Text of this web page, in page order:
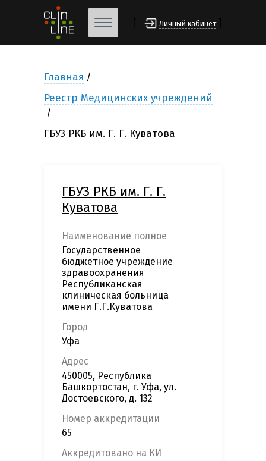
Личный кабинет
Главная
Реестр Медицинских учреждений
ГБУЗ РКБ им. Г. Г. Куватова
ГБУЗ РКБ им. Г. Г.
Куватова
Наименование полное
Государственное
бюджетное учреждение
здравоохранения
Республиканская
клиническая больница
имени Г.Г.Куватова
Город
Уфа
Адрес
450005, Республика
Башкортостан, г. Уфа, ул.
Достоевского, д. 132
Номер аккредитации
65
Аккредитовано на КИ